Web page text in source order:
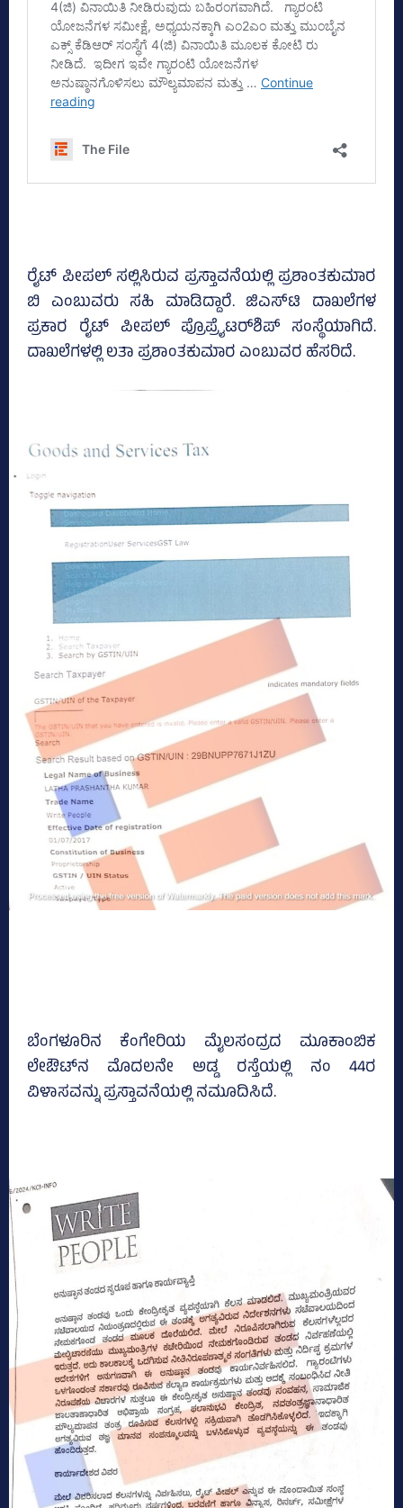
ರೈಟ್‌ ಪೀಪಲ್‌ ಸಲ್ಲಿಸಿರುವ ಪ್ರಸ್ತಾವನೆಯಲ್ಲಿ ಪ್ರಶಾಂತಕುಮಾರ
ಬಿ ಎಂಬುವರು ಸಹಿ ಮಾಡಿದ್ದಾರೆ. ಜಿಎಸ್‌ಟಿ ದಾಖಲೆಗಳ
ಪ್ರಕಾರ ರೈಟ್‌ ಪೀಪಲ್‌ ಪ್ರೊಪ್ರೈಟರ್‌ಶಿಪ್‌ ಸಂಸ್ಥೆಯಾಗಿದೆ.
ದಾಖಲೆಗಳಲ್ಲಿ ಲತಾ ಪ್ರಶಾಂತಕುಮಾರ ಎಂಬುವರ ಹೆಸರಿದೆ.
ಬೆಂಗಳೂರಿನ ಕೆಂಗೇರಿಯ ಮೈಲಸಂದ್ರದ ಮೂಕಾಂಬಿಕ
ಲೇಔಟ್‌ನ ಮೊದಲನೇ ಅಡ್ಡ ರಸ್ತೆಯಲ್ಲಿ ನಂ 44ರ
ವಿಳಾಸವನ್ನು ಪ್ರಸ್ತಾವನೆಯಲ್ಲಿ ನಮೂದಿಸಿದೆ.